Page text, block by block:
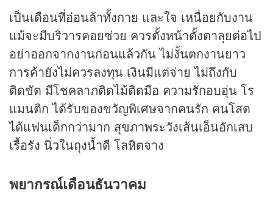
เป็นเดือนที่อ่อนล้าทั้งกาย และใจ เหนื่อยกับงาน
แม้จะมีบริวารคอยช่วย ควรตั้งหน้าตั้งตาลุยต่อไป
อย่าออกจากงานก่อนแล้วกัน ไม่งั้นตกงานยาว
การค้ายังไม่ควรลงทุน เงินมีแต่จ่าย ไม่ถึงกับ
ติดขัด มีโชคลาภติดไม้ติดมือ ความรักอบอุ่น โร
แมนติก ได้รับของขวัญพิเศษจากคนรัก คนโสด
ได้แฟนเด็กกว่ามาก สุขภาพระวังเส้นเอ็นอักเสบ
เรื้อรัง นิ่วในถุงน้ำดี โลหิตจาง
พยากรณ์เดือนธันวาคม